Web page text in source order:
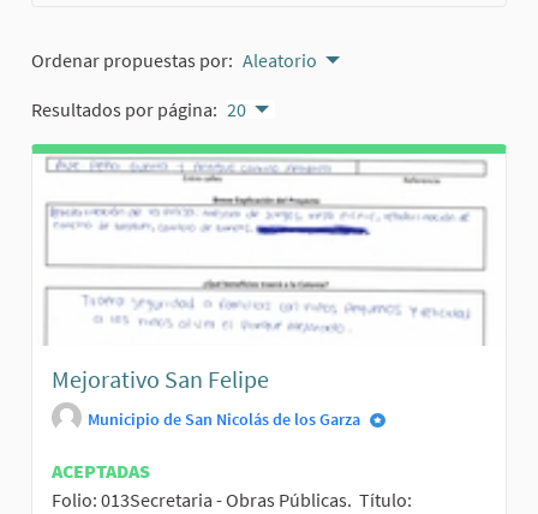
Ordenar propuestas por: Aleatorio
Resultados por página: 20
Mejorativo San Felipe
Municipio de San Nicolás de los Garza
ACEPTADAS
Folio: 013Secretaria - Obras Públicas. Título: